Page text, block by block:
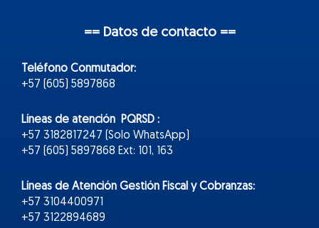
== Datos de contacto ==
Teléfono Conmutador:
+57 (605) 5897868
Líneas de atención PQRSD :
+57 3182817247 (Solo WhatsApp)
+57 (605) 5897868 Ext: 101, 163
Líneas de Atención Gestión Fiscal y Cobranzas:
+57 3104400971
+57 3122894689